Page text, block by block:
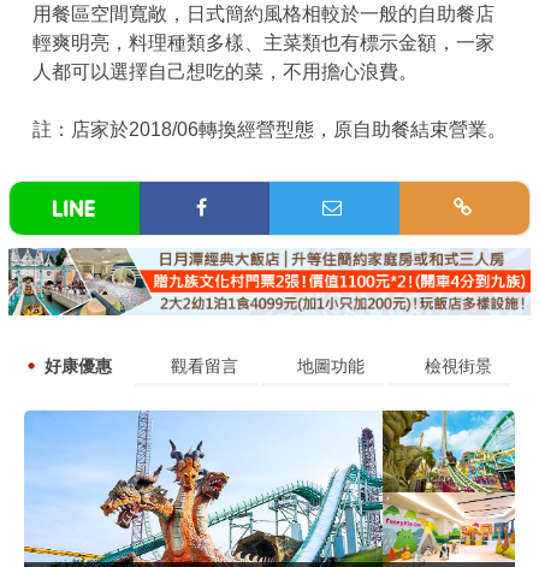
用餐區空間寬敞，日式簡約風格相較於一般的自助餐店
輕爽明亮，料理種類多樣、主菜類也有標示金額，一家
人都可以選擇自己想吃的菜，不用擔心浪費。
註：店家於2018/06轉換經營型態，原自助餐結束營業。
好康優惠 觀看留言 地圖功能 檢視街景